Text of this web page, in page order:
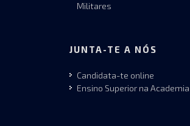
Militares
JUNTA-TE A NÓS
Candidata-te online
Ensino Superior na Academia